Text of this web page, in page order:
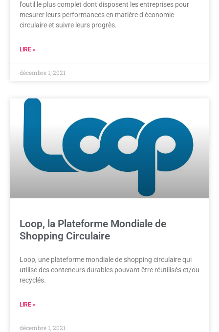
l’outil le plus complet dont disposent les entreprises pour
mesurer leurs performances en matière d’économie
circulaire et suivre leurs progrès.
LIRE »
décembre 1, 2021
Loop, la Plateforme Mondiale de
Shopping Circulaire
Loop, une plateforme mondiale de shopping circulaire qui
utilise des conteneurs durables pouvant être réutilisés et/ou
recyclés.
LIRE »
décembre 1, 2021